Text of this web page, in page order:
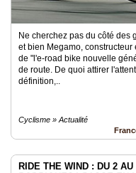
Ne cherchez pas du côté des
et bien Megamo,
de "l'e-road bike nouvelle
de route. De quoi attirer
définition,..
Cyclisme » Actualité
RIDE THE WIND : DU 2